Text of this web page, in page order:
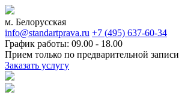
м. Белорусская
info@standartprava.ru +7 (495) 637-60-34
График работы: 09.00 - 18.00
Прием только по предварительной записи
Заказать услугу